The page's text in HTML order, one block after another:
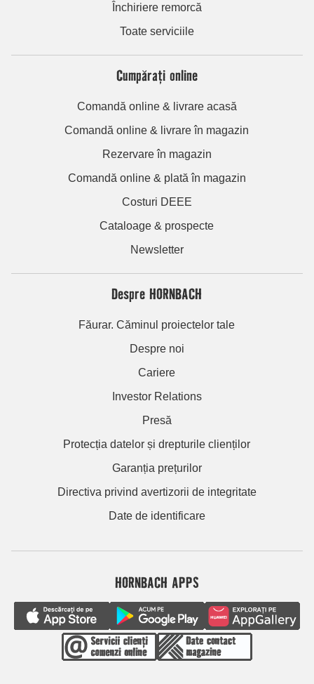
Închiriere remorcă
Toate serviciile
Cumpărați online
Comandă online & livrare acasă
Comandă online & livrare în magazin
Rezervare în magazin
Comandă online & plată în magazin
Costuri DEEE
Cataloage & prospecte
Newsletter
Despre HORNBACH
Făurar. Căminul proiectelor tale
Despre noi
Cariere
Investor Relations
Presă
Protecția datelor și drepturile clienților
Garanția prețurilor
Directiva privind avertizorii de integritate
Date de identificare
HORNBACH APPS